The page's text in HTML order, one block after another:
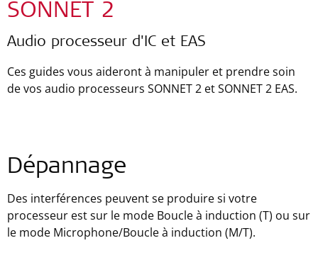
SONNET 2
Audio processeur d'IC et EAS
Ces guides vous aideront à manipuler et prendre soin
de vos audio processeurs SONNET 2 et SONNET 2 EAS.
Dépannage
Des interférences peuvent se produire si votre
processeur est sur le mode Boucle à induction (T) ou sur
le mode Microphone/Boucle à induction (M/T).